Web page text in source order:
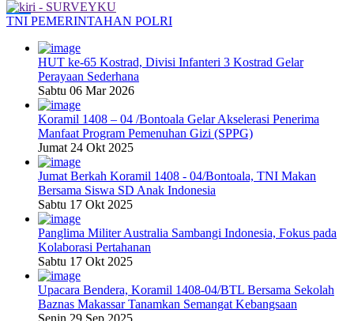
TNI PEMERINTAHAN POLRI
HUT ke-65 Kostrad, Divisi Infanteri 3 Kostrad Gelar
Perayaan Sederhana
Sabtu 06 Mar 2026
Koramil 1408 – 04 /Bontoala Gelar Akselerasi Penerima
Manfaat Program Pemenuhan Gizi (SPPG)
Jumat 24 Okt 2025
Jumat Berkah Koramil 1408 - 04/Bontoala, TNI Makan
Bersama Siswa SD Anak Indonesia
Sabtu 17 Okt 2025
Panglima Militer Australia Sambangi Indonesia, Fokus pada
Kolaborasi Pertahanan
Sabtu 17 Okt 2025
Upacara Bendera, Koramil 1408-04/BTL Bersama Sekolah
Baznas Makassar Tanamkan Semangat Kebangsaan
Senin 29 Sep 2025